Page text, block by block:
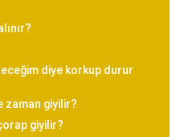
diye korkup durur
zaman giyilir?
giyilir?